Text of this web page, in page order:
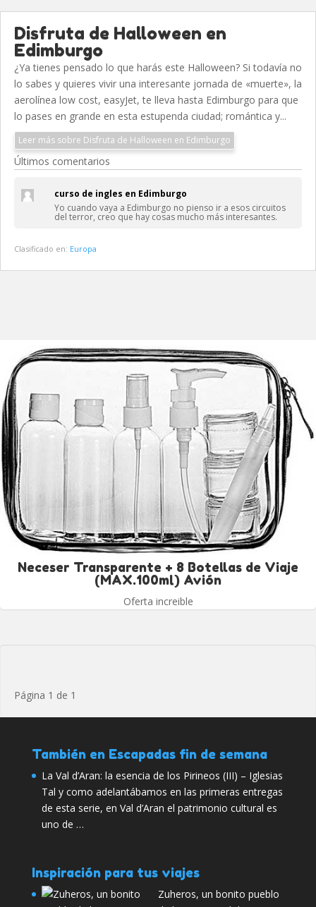
Disfruta de Halloween en
Edimburgo
¿Ya tienes pensado lo que harás este Halloween? Si todavía no
lo sabes y quieres vivir una interesante jornada de «muerte», la
aerolínea low cost, easyJet, te lleva hasta Edimburgo para que
lo pases en grande en esta estupenda ciudad; romántica y...
Leer más sobre Disfruta de Halloween en Edimburgo
Últimos comentarios
curso de ingles en Edimburgo
Yo cuando vaya a Edimburgo no pienso ir a esos circuitos
del terror, creo que hay cosas mucho más interesantes.
Clasificado en: Europa
Neceser Transparente + 8 Botellas de Viaje
(MAX.100ml) Avión
Oferta increible
Página 1 de 1
También en Escapadas fin de semana
La Val d’Aran: la esencia de los Pirineos (III) – Iglesias
Tal y como adelantábamos en las primeras entregas
de esta serie, en Val d’Aran el patrimonio cultural es
uno de …
Inspiración para tus viajes
Zuheros, un bonito pueblo